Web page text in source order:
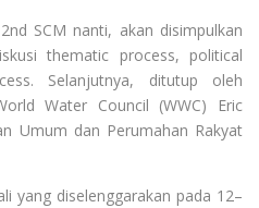
SCM nanti, akan disimpulkan
thematic process, political
Selanjutnya, ditutup oleh
Water Council (WWC) Eric
Umum dan Perumahan Rakyat
yang diselenggarakan pada 12–